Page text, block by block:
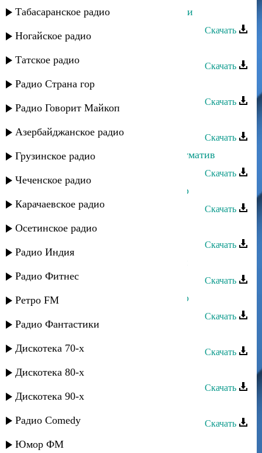
Табасаранское радио
Ногайское радио
Татское радио
Радио Страна гор
Радио Говорит Майкоп
Азербайджанское радио
Грузинское радио
Чеченское радио
Карачаевское радио
Осетинское радио
Радио Индия
Радио Фитнес
Ретро FM
Радио Фантастики
Дискотека 70-х
Дискотека 80-х
Дискотека 90-х
Радио Comedy
Юмор ФМ
Джамал Абакаров - Встреча у речки
Скачать
Скачать
Джамал Абакаров - Родники гор
Скачать
Скачать
Джамал Абакаров - Бурцил щунщуматив
Скачать
Джамал Абакаров - Пойду на базар
Скачать
Джамал Абакаров - Уходит жизнь
Скачать
Скачать
Джамал Абакаров - Золотое кольцо
Скачать
Скачать
Джамал Абакаров - Ах, Аминат
Скачать
Скачать
Джамал Абакаров - Тебе, красивая